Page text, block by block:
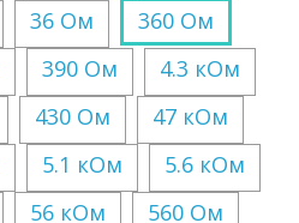
36 Ом
360 Ом
390 Ом
4.3 кОм
430 Ом
47 кОм
5.1 кОм
5.6 кОм
56 кОм
560 Ом